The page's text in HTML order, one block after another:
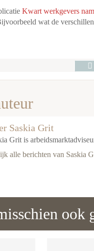
Kwart werkgevers
wat de
Saskia Grit
Grit is
alle berichten van Saskia
ook